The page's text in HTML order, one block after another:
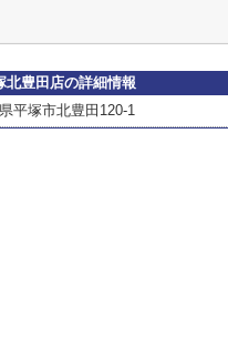
北豊田店の詳細情報
平塚市北豊田120-1